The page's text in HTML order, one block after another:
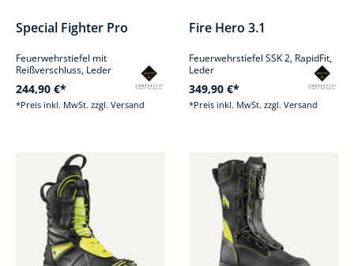
Special Fighter Pro
Feuerwehrstiefel mit
Reißverschluss, Leder
244,90 €*
*Preis inkl. MwSt. zzgl. Versand
Fire Hero 3.1
Feuerwehrstiefel SSK 2, RapidFit,
Leder
349,90 €*
*Preis inkl. MwSt. zzgl. Versand